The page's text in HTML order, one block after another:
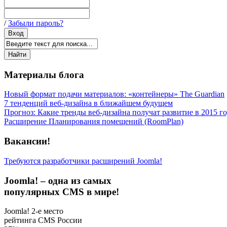
/Забыли пароль?
Материалы блога
Новый формат подачи материалов: «контейнеры» The Guardian
7 тенденций веб-дизайна в ближайшем будущем
Прогноз: Какие тренды веб-дизайна получат развитие в 2015
Расширение Планирования помещений (RoomPlan)
Вакансии!
Требуются разработчики расширений Joomla!
Joomla! – одна из самых
популярных CMS в мире!
Joomla! 2-е место
рейтинга CMS России